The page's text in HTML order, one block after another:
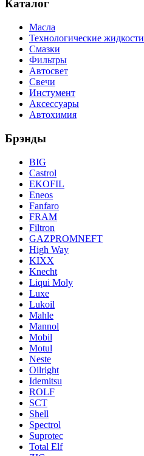
Каталог
Масла
Технологические жидкости
Смазки
Фильтры
Автосвет
Свечи
Инстумент
Аксессуары
Автохимия
Брэнды
BIG
Castrol
EKOFIL
Eneos
Fanfaro
FRAM
Filtron
GAZPROMNEFT
High Way
KIXX
Knecht
Liqui Moly
Luxe
Lukoil
Mahle
Mannol
Mobil
Motul
Neste
Oilright
Idemitsu
ROLF
SCT
Shell
Spectrol
Suprotec
Total Elf